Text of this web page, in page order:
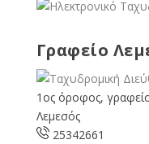
Γραφείο
1ος όροφος,
Λεμεσός
25342661